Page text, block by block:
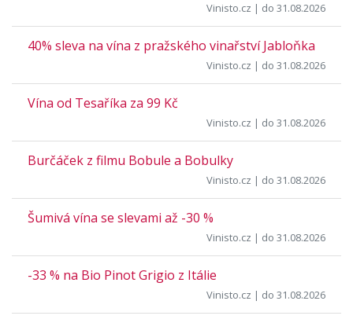
Vinisto.cz | do 31.08.2026
40% sleva na vína z pražského vinařství Jabloňka
Vinisto.cz | do 31.08.2026
Vína od Tesaříka za 99 Kč
Vinisto.cz | do 31.08.2026
Burčáček z filmu Bobule a Bobulky
Vinisto.cz | do 31.08.2026
Šumivá vína se slevami až -30 %
Vinisto.cz | do 31.08.2026
-33 % na Bio Pinot Grigio z Itálie
Vinisto.cz | do 31.08.2026